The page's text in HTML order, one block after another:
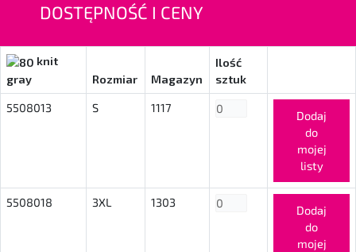
DOSTĘPNOŚĆ I CENY
knit
gray
Rozmiar Magazyn
Ilość
sztuk
5508013
S 1117
Dodaj
do
mojej
listy
5508018 3XL 1303
Dodaj
do
mojej